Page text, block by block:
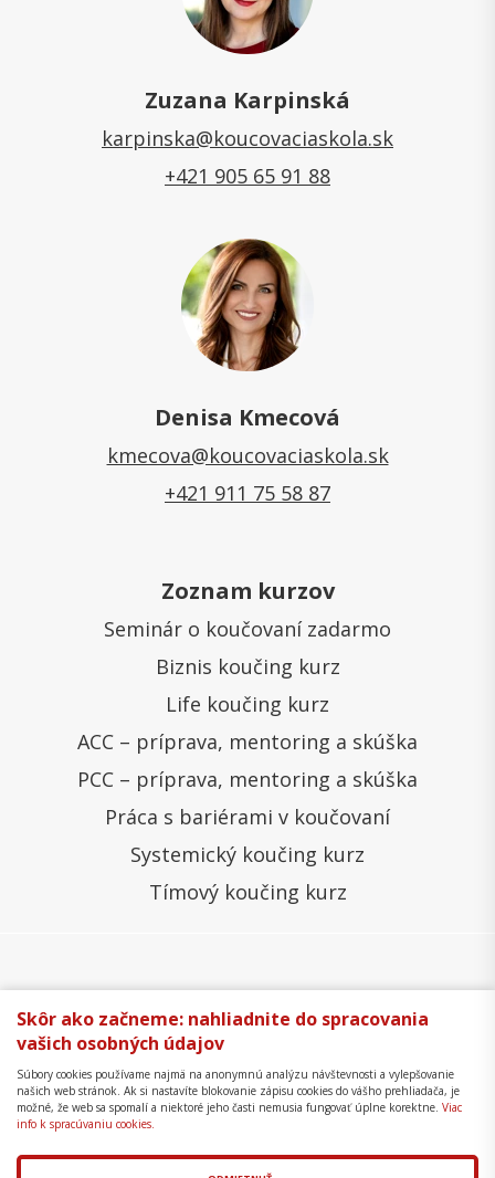
Zuzana Karpinská
karpinska@koucovaciaskola.sk
+421 905 65 91 88
Denisa Kmecová
kmecova@koucovaciaskola.sk
+421 911 75 58 87
Zoznam kurzov
Seminár o koučovaní zadarmo
Biznis koučing kurz
Life koučing kurz
ACC – príprava, mentoring a skúška
PCC – príprava, mentoring a skúška
Práca s bariérami v koučovaní
Systemický koučing kurz
Tímový koučing kurz
Všeobecné obchodné podmienky
Správa cookies
Ochrana osobných údajov
Formulár na odstúpenie
Mapa stránky
Copyright © 2018 - 2026 Business Coaching College,
s.r.o.
Skôr ako začneme: nahliadnite do spracovania
vašich osobných údajov
Súbory cookies používame najmä na anonymnú analýzu návštevnosti a vylepšovanie
našich web stránok. Ak si nastavíte blokovanie zápisu cookies do vášho prehliadača, je
možné, že web sa spomalí a niektoré jeho časti nemusia fungovať úplne korektne. Viac
info k spracúvaniu cookies.